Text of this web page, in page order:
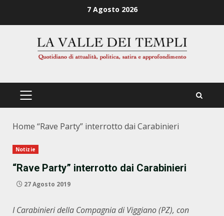
7 Agosto 2026
PRIMÄRES
Home “Rave Party” interrotto dai Carabinieri
Notizie
“Rave Party” interrotto dai Carabinieri
27 Agosto 2019
I Carabinieri della Compagnia di Viggiano (PZ), con